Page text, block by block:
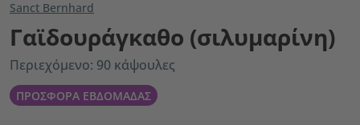
Sanct Bernhard
Γαϊδουράγκαθο (σιλυμαρίνη)
Περιεχόμενο: 90 κάψουλες
ΠΡΟΣΦΟΡΑ ΕΒΔΟΜΑΔΑΣ